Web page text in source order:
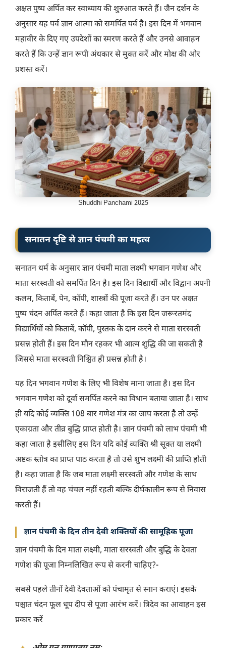
अक्षत पुष्प अर्पित कर स्वाध्याय की शुरुआत करते हैं। जैन दर्शन के
अनुसार यह पर्व ज्ञान आत्मा को समर्पित पर्व है। इस दिन में भगवान
महावीर के दिए गए उपदेशों का स्मरण करते हैं और उनसे आवाहन
करते हैं कि उन्हें ज्ञान रूपी अंधकार से मुक्त करें और मोक्ष की ओर
प्रशस्त करें।
Shuddhi Panchami 2025
सनातन दृष्टि से ज्ञान पंचमी का महत्व
सनातन धर्म के अनुसार ज्ञान पंचमी माता लक्ष्मी भगवान गणेश और
माता सरस्वती को समर्पित दिन है। इस दिन विद्यार्थी और विद्वान अपनी
कलम, किताबें, पेन, कॉपी, शास्त्रों की पूजा करते हैं। उन पर अक्षत
पुष्प चंदन अर्पित करते हैं। कहा जाता है कि इस दिन जरूरतमंद
विद्यार्थियों को किताबें, कॉपी, पुस्तक के दान करने से माता सरस्वती
प्रसन्न होती हैं। इस दिन मौन रहकर भी आत्म शुद्धि की जा सकती है
जिससे माता सरस्वती निश्चित ही प्रसन्न होती है।
यह दिन भगवान गणेश के लिए भी विशेष माना जाता है। इस दिन
भगवान गणेश को दूर्वा समर्पित करने का विधान बताया जाता है। साथ
ही यदि कोई व्यक्ति 108 बार गणेश मंत्र का जाप करता है तो उन्हें
एकाग्रता और तीव्र बुद्धि प्राप्त होती है। ज्ञान पंचमी को लाभ पंचमी भी
कहा जाता है इसीलिए इस दिन यदि कोई व्यक्ति श्री सूक्त या लक्ष्मी
अष्टक स्तोत्र का प्राप्त पाठ करता है तो उसे शुभ लक्ष्मी की प्राप्ति होती
है। कहा जाता है कि जब माता लक्ष्मी सरस्वती और गणेश के साथ
विराजती हैं तो वह चंचल नहीं रहती बल्कि दीर्घकालीन रूप से निवास
करती हैं।
ज्ञान पंचमी के दिन तीन देवी शक्तियों की सामूहिक पूजा
ज्ञान पंचमी के दिन माता लक्ष्मी, माता सरस्वती और बुद्धि के देवता
गणेश की पूजा निम्नलिखित रूप से करनी चाहिए?-
सबसे पहले तीनों देवी देवताओं को पंचामृत से स्नान कराएं। इसके
पश्चात चंदन फूल धूप दीप से पूजा आरंभ करें। त्रिदेव का आवाहन इस
प्रकार करें